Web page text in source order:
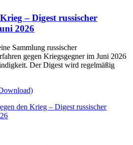
– Digest russischer
2026
Sammlung russischer
gegen Kriegsgegner im Juni 2026
Der Digest wird regelmäßig
den Krieg – Digest russischer